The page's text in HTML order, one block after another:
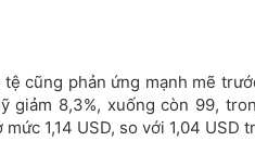
cũng phản ứng mạnh mẽ
giảm 8,3%, xuống còn 99,
1,14 USD, so với 1,04 USD